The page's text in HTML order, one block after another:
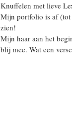
Knuffelen met lieve
Mijn portfolio is af (tot
zien!
Mijn haar aan het
blij mee. Wat een